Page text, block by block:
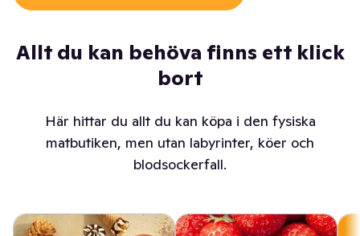
Allt du kan behöva finns ett klick
bort
Här hittar du allt du kan köpa i den fysiska
matbutiken, men utan labyrinter, köer och
blodsockerfall.